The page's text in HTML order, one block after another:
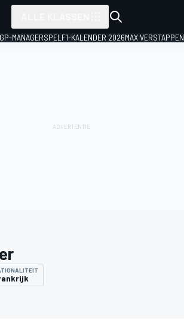
MANAGERSPEL F1-KALENDER 2026MAX VERSTAPPEN